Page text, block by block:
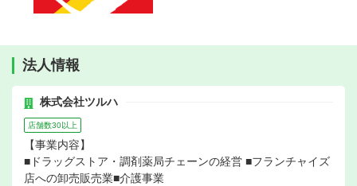
法人情報
株式会社ツルハ
店舗数30以上
【事業内容】
■ドラッグストア・調剤薬局チェーンの経営 ■フランチャイズ
店への卸売販売業■介護事業